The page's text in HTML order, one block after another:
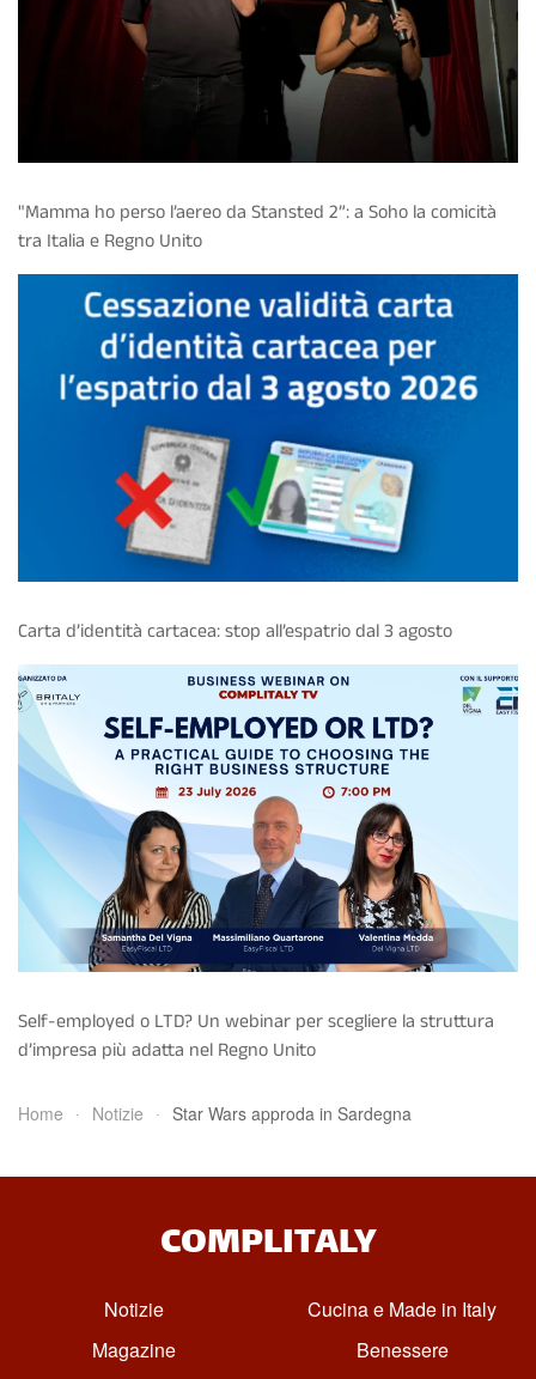
"Mamma ho perso l’aereo da Stansted 2”: a Soho la comicità
tra Italia e Regno Unito
Carta d’identità cartacea: stop all’espatrio dal 3 agosto
Self-employed o LTD? Un webinar per scegliere la struttura
d’impresa più adatta nel Regno Unito
Home Notizie Star Wars approda in Sardegna
COMPLITALY
Notizie
Magazine
Cucina e Made in Italy
Benessere